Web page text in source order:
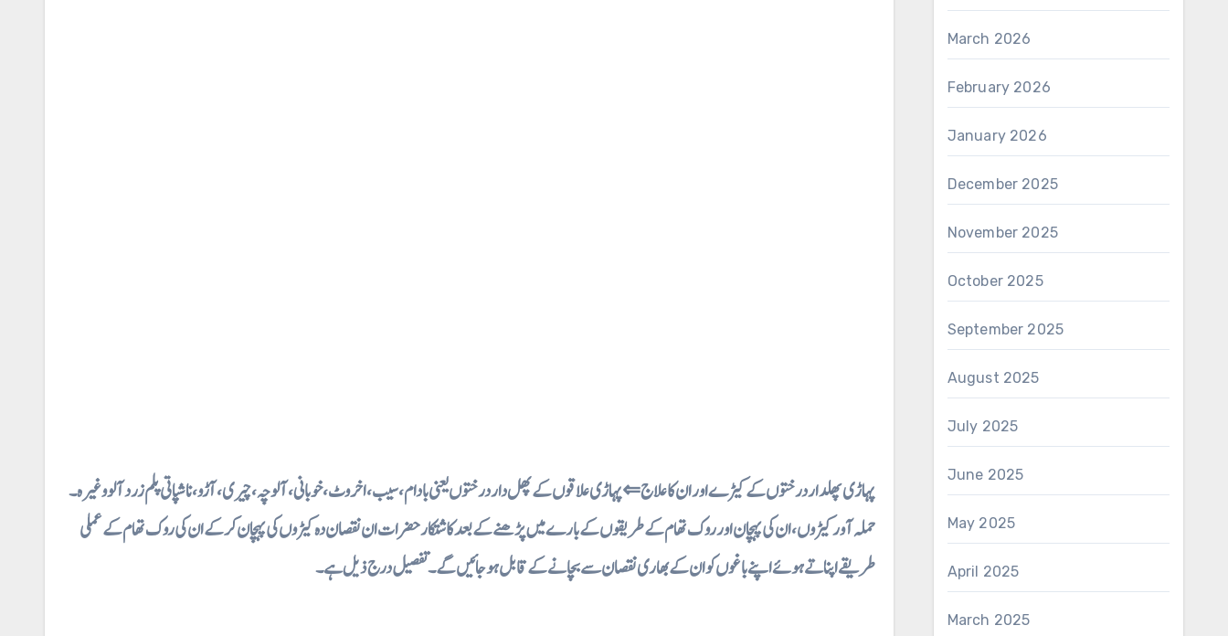
پہاڑی پھلدار درختوں کے کیڑے اور ان کا علاج ⇐ پہاڑی علاقوں کے پھل دار درختوں یعنی با دام، سیب، اخروٹ، خوبانی، آلوچہ ، چیری، آڑو، ناشپاتی پلم زرد آلو وغیرہ ۔
حملہ آور کیڑوں، ان کی پہچان اور روک تھام کے طریقوں کے بارے میں پڑھنے کے بعد کاشتکار حضرات ان نقصان دہ کیڑوں کی پہچان کر کے ان کی روک تھام کے عملی
طریقے اپناتے ہوئے اپنے باغوں کو ان کے بھاری نقصان سے بچانے کے قابل ہو جائیں گے۔ تفصیل درج ذیل ہے ۔
March 2026
February 2026
January 2026
December 2025
November 2025
October 2025
September 2025
August 2025
July 2025
June 2025
May 2025
April 2025
March 2025